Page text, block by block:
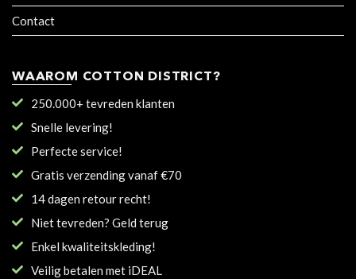
Contact
WAAROM COTTON DISTRICT?
250.000+ tevreden klanten
Snelle levering!
Perfecte service!
Gratis verzending vanaf €70
14 dagen retour recht!
Niet tevreden? Geld terug
Enkel kwaliteitskleding!
Veilig betalen met iDEAL